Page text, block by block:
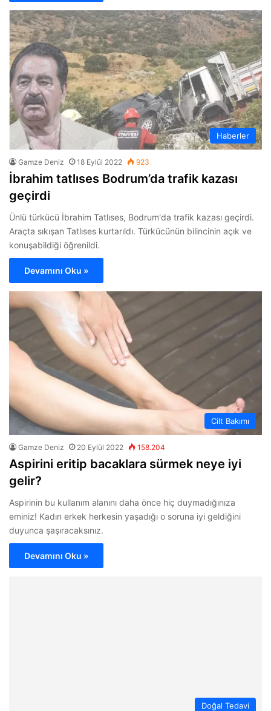
Haberler
Gamze Deniz 18 Eylül 2022 923
İbrahim tatlıses Bodrum’da trafik kazası
geçirdi
Ünlü türkücü İbrahim Tatlıses, Bodrum'da trafik kazası geçirdi.
Araçta sıkışan Tatlıses kurtarıldı. Türkücünün bilincinin açık ve
konuşabildiği öğrenildi.
Devamını Oku »
Cilt Bakımı
Gamze Deniz 20 Eylül 2022 158.204
Aspirini eritip bacaklara sürmek neye iyi
gelir?
Aspirinin bu kullanım alanını daha önce hiç duymadığınıza
eminiz! Kadın erkek herkesin yaşadığı o soruna iyi geldiğini
duyunca şaşıracaksınız.
Devamını Oku »
Doğal Tedavi